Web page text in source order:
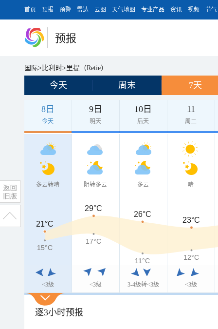
首页 预报 预警 雷达 云图 天气地图 专业产品 资讯 视频 节气
预报
国际> 比利时>里提（Retie）
今天 周末 7天
8日
今天
9日
明天
10日
后天
11
周二
多云转晴
<3级
阴转多云
<3级
多云
3-4级转<3级
晴
<3级
21°C
21°C
29°C
26°C
23°C
15°C
15°C
17°C
11°C 12°C
逐3小时预报